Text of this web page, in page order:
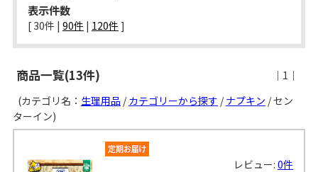
表示件数
[ 30件 | 90件 | 120件 ]
商品一覧(13件)
｜1｜
(カテゴリ名： 生理用品 /カテゴリーから探す /ナプキン / セン
ターイン)
レビュー:0件